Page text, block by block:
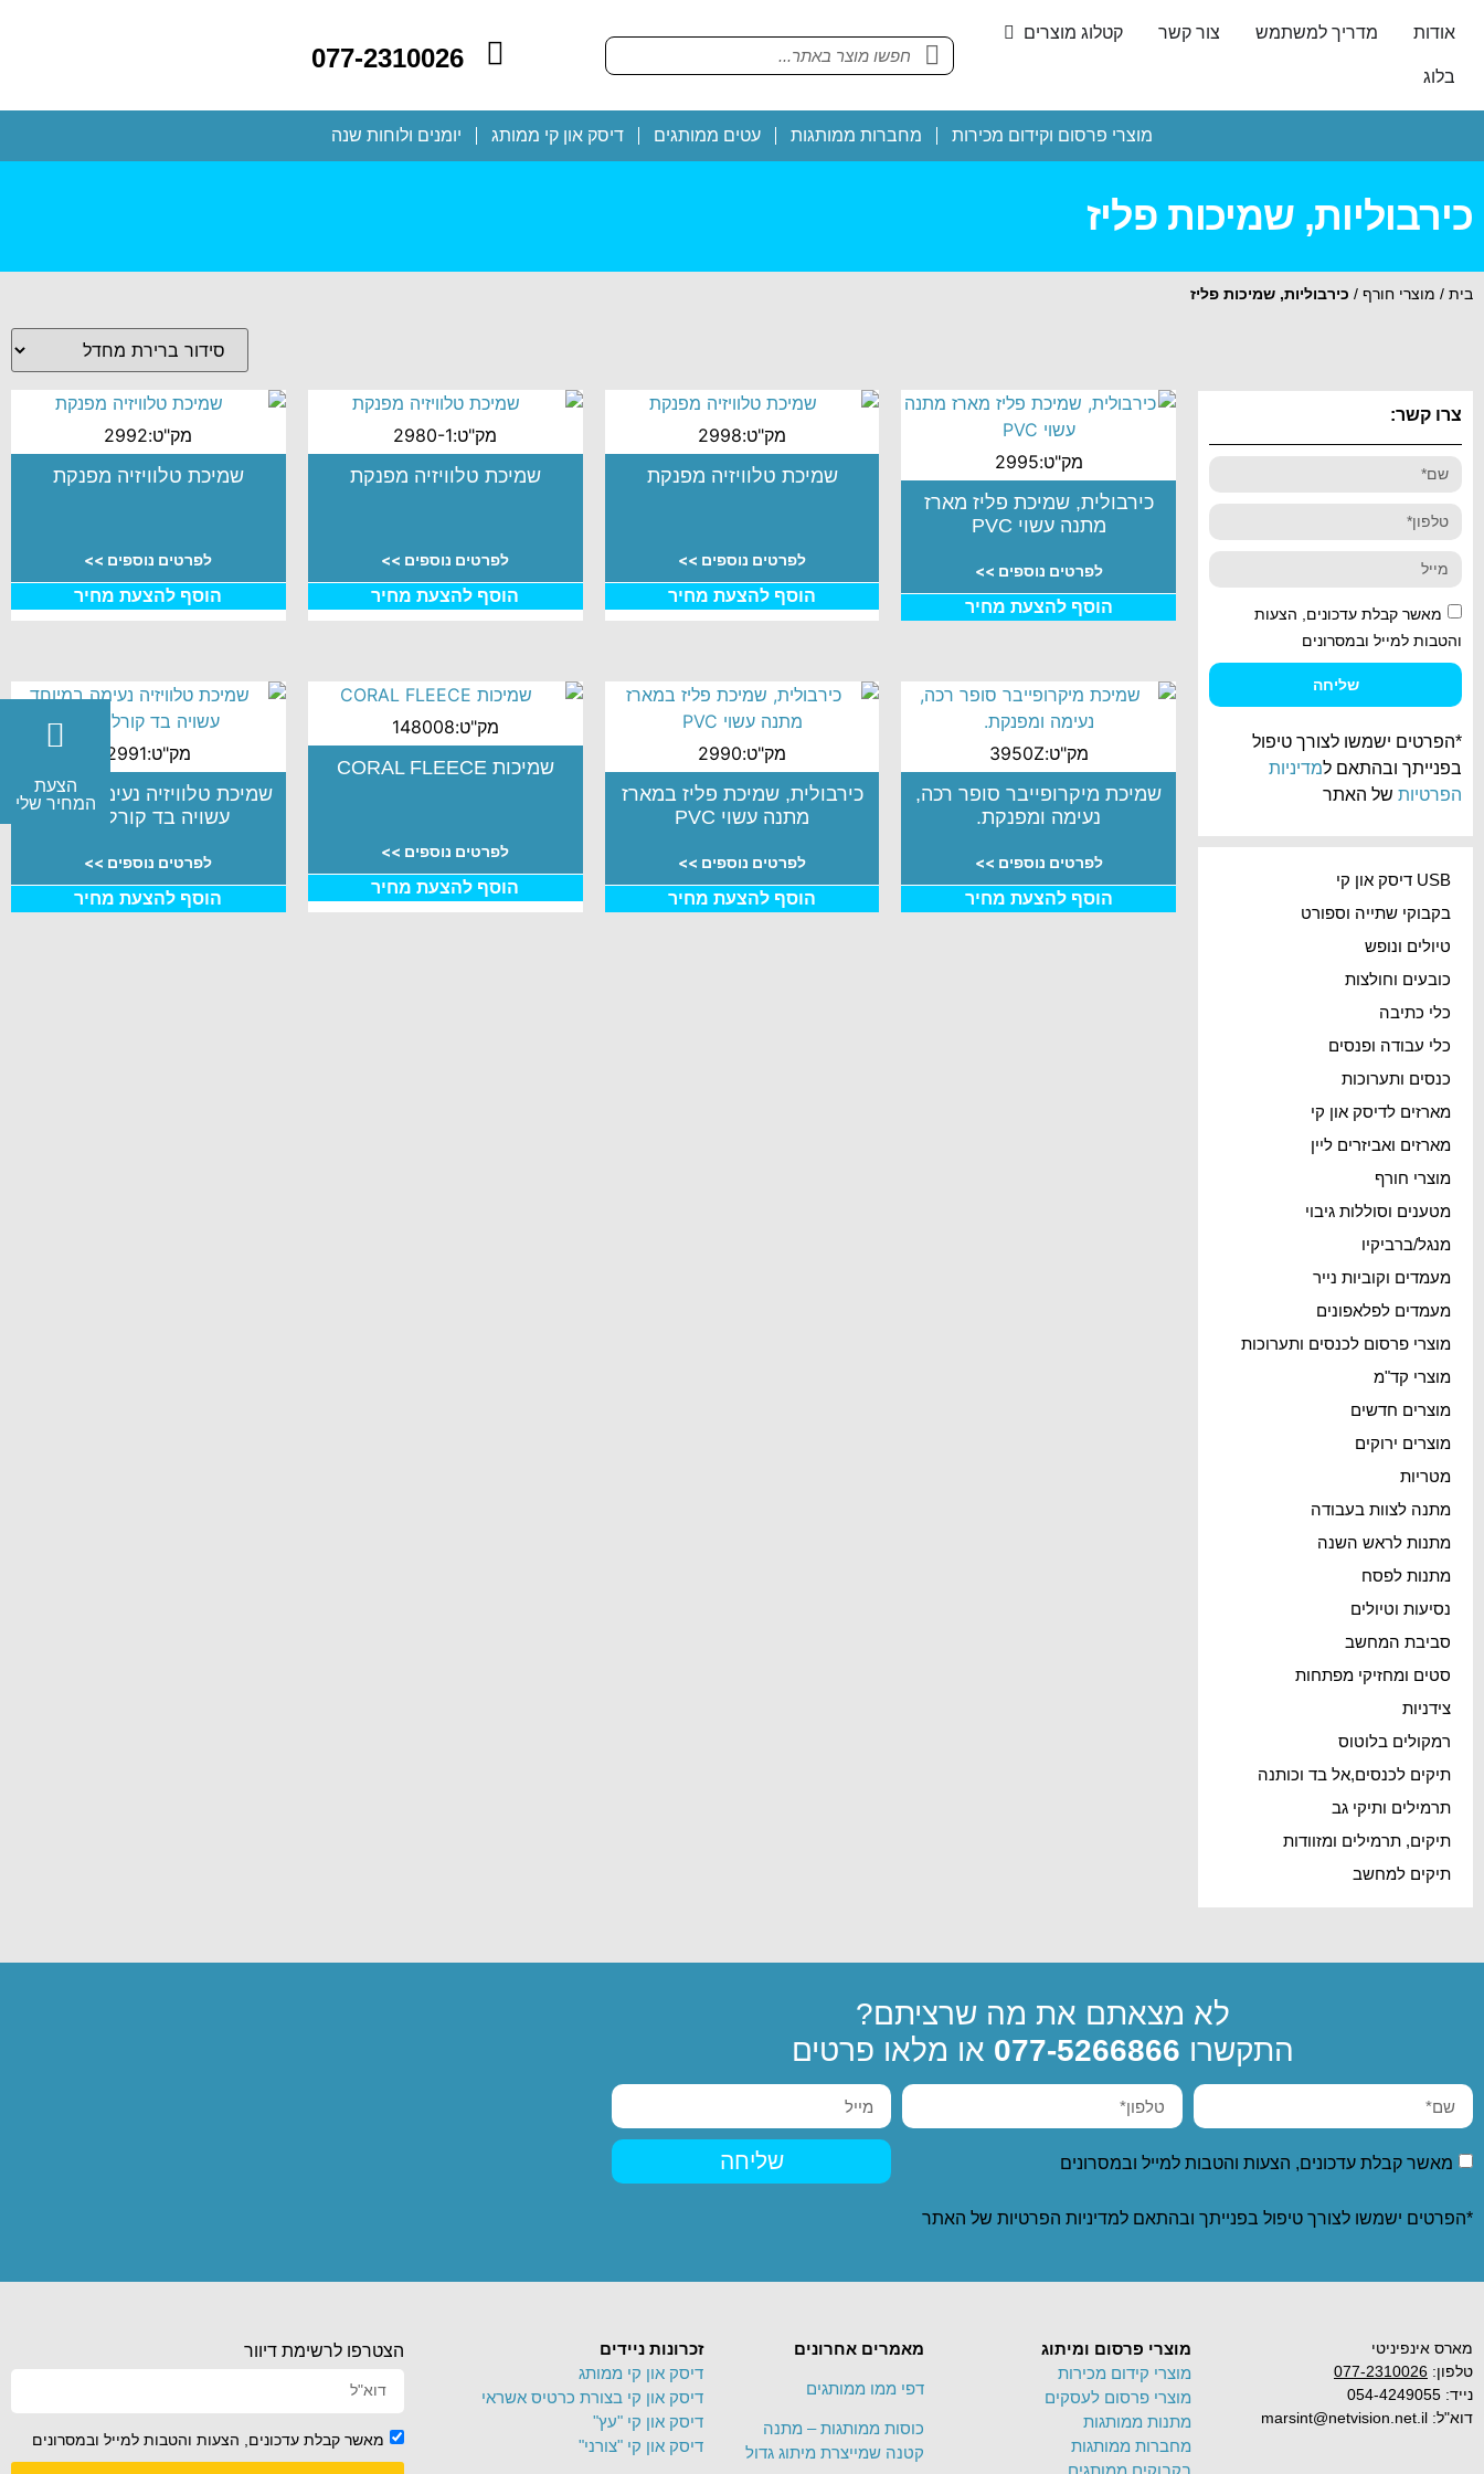
אודות מדריך למשתמש צור קשר קטלוג מוצרים
בלוג
077-2310026
מוצרי פרסום וקידום מכירות מחברות ממותגות עטים ממותגים דיסק און קי ממותג יומנים ולוחות שנה
כירבוליות, שמיכות פליז
בית / מוצרי חורף / כירבוליות, שמיכות פליז
צרו קשר:
מאשר קבלת עדכונים, הצעות
והטבות למייל ובמסרונים
שליחה
*הפרטים ישמשו לצורך טיפול
בפנייתך ובהתאם למדיניות
הפרטיות של האתר
USB דיסק און קי
בקבוקי שתייה וספורט
טיולים ונופש
כובעים וחולצות
כלי כתיבה
כלי עבודה ופנסים
כנסים ותערוכות
מארזים לדיסק און קי
מארזים ואביזרים ליין
מוצרי חורף
מטענים וסוללות גיבוי
מנגל/ברביקיו
מעמדים וקוביות נייר
מעמדים לפלאפונים
מוצרי פרסום לכנסים ותערוכות
מוצרי קד"מ
מוצרים חדשים
מוצרים ירוקים
מטריות
מתנה לצוות בעבודה
מתנות לראש השנה
מתנות לפסח
נסיעות וטיולים
סביבת המחשב
סטים ומחזיקי מפתחות
צידניות
רמקולים בלוטוס
תיקים לכנסים,אל בד וכותנה
תרמילים ותיקי גב
תיקים, תרמילים ומזוודות
תיקים למחשב
מק"ט:2995
כירבולית, שמיכת פליז מארז
מתנה עשוי PVC
לפרטים נוספים >>
הוסף להצעת מחיר
מק"ט:2998
שמיכת טלוויזיה מפנקת
לפרטים נוספים >>
הוסף להצעת מחיר
מק"ט:2980-1
שמיכת טלוויזיה מפנקת
לפרטים נוספים >>
הוסף להצעת מחיר
מק"ט:2992
שמיכת טלוויזיה מפנקת
לפרטים נוספים >>
הוסף להצעת מחיר
מק"ט:3950Z
שמיכת מיקרופייבר סופר רכה,
נעימה ומפנקת.
לפרטים נוספים >>
הוסף להצעת מחיר
מק"ט:2990
כירבולית, שמיכת פליז במארז
מתנה עשוי PVC
לפרטים נוספים >>
הוסף להצעת מחיר
מק"ט:148008
שמיכות CORAL FLEECE
לפרטים נוספים >>
הוסף להצעת מחיר
מק"ט:2991
שמיכת טלוויזיה נעימה במיוחד
עשויה בד קורל פליז
לפרטים נוספים >>
הוסף להצעת מחיר
לא מצאתם את מה שרציתם?
התקשרו 077-5266866 או מלאו פרטים
מאשר קבלת עדכונים, הצעות והטבות למייל ובמסרונים שליחה
*הפרטים ישמשו לצורך טיפול בפנייתך ובהתאם למדיניות הפרטיות של האתר
מארס אינפיניטי
טלפון: 077-2310026
נייד: 054-4249055
דוא"ל: marsint@netvision.net.il
מוצרי פרסום ומיתוג
מוצרי קידום מכירות
מוצרי פרסום לעסקים
מתנות ממותגות
מחברות ממותגות
בקבוקים ממותגים
מאמרים אחרונים
דפי ממו ממותגים
כוסות ממותגות – מתנה
קטנה שמייצרת מיתוג גדול
זכרונות ניידים
דיסק און קי ממותג
דיסק און קי בצורת כרטיס אשראי
דיסק און קי "עץ"
דיסק און קי "צורני"
הצטרפו לרשימת דיוור
מאשר קבלת עדכונים, הצעות והטבות למייל ובמסרונים
הצעת
המחיר שלי